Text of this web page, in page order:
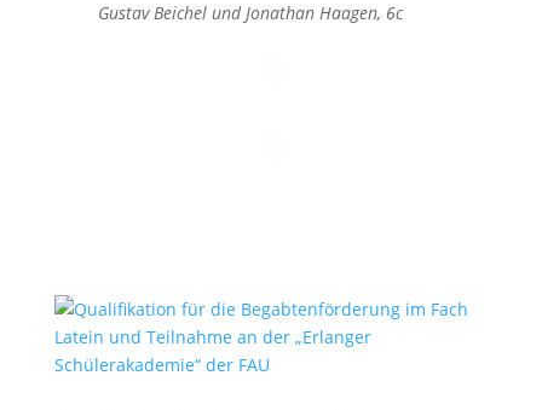
Gustav Beichel und Jonathan Haagen, 6c